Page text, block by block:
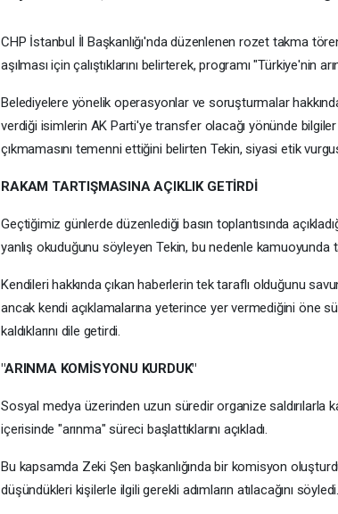
CHP İstanbul İl Başkanlığı'nda düzenlenen rozet takma
aşılması için çalıştıklarını belirterek, programı "Türkiye'nin
Belediyelere yönelik operasyonlar ve soruşturmalar
verdiği isimlerin AK Parti'ye transfer olacağı yönünde bilgiler
çıkmamasını temenni ettiğini belirten Tekin, siyasi etik
RAKAM TARTIŞMASINA AÇIKLIK GETİRDİ
Geçtiğimiz günlerde düzenlediği basın toplantısında
yanlış okuduğunu söyleyen Tekin, bu nedenle kamuoyunda
Kendileri hakkında çıkan haberlerin tek taraflı olduğunu
ancak kendi açıklamalarına yeterince yer vermediğini öne
kaldıklarını dile getirdi.
"ARINMA KOMİSYONU KURDUK"
Sosyal medya üzerinden uzun süredir organize saldırılarla
içerisinde "arınma" süreci başlattıklarını açıkladı.
Bu kapsamda Zeki Şen başkanlığında bir komisyon
düşündükleri kişilerle ilgili gerekli adımların atılacağını söyledi.